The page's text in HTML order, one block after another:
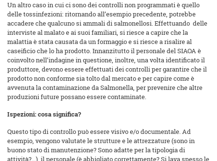
Un altro caso in cui ci sono dei controlli non programmati è quello
delle tossinfezioni: ritornando all’esempio precedente, potrebbe
accadere che qualcuno si ammali di salmonellosi. Effettuando delle
interviste al malato e ai suoi familiari, si riesce a capire che la
malattia è stata causata da un formaggio e si riesce a risalire al
caseificio che lo ha prodotto. Innanzitutto il personale del SIAOA è
coinvolto nell’indagine in questione, inoltre, una volta identificato il
produttore, devono essere effettuati dei controlli per garantire che il
prodotto non conforme sia tolto dal mercato e per capire come è
avvenuta la contaminazione da Salmonella, per prevenire che altre
produzioni future possano essere contaminate.
Ispezioni: cosa significa?
Questo tipo di controllo può essere visivo e/o documentale. Ad
esempio, vengono valutate le strutture e le attrezzature (sono in
buono stato di manutenzione? Sono adatte per la tipologia di
attività?...), il personale (è abbigliato correttamente? Si lava spesso le